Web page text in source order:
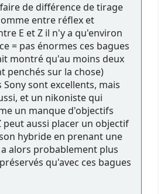
de différence de tirage
entre réflex et
E et Z il n'y a qu'environ
= pas énormes ces bagues
montré qu'au moins deux
penchés sur la chose)
sont excellents, mais
et un nikoniste qui
un manque d'objectifs
peut aussi placer un objectif
hybride en prenant une
alors probablement plus
qu'avec ces bagues